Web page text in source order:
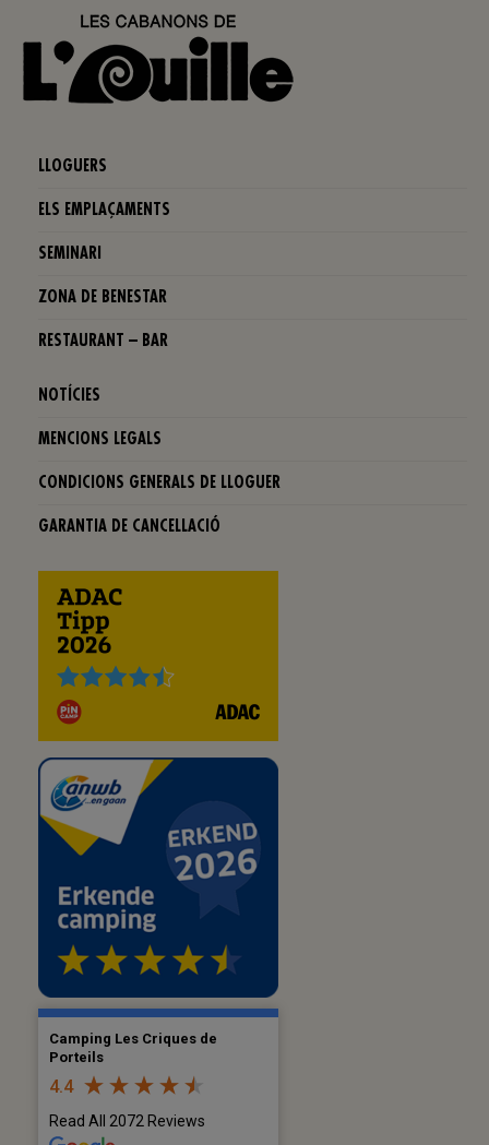
LLOGUERS
ELS EMPLAÇAMENTS
SEMINARI
ZONA DE BENESTAR
RESTAURANT – BAR
NOTÍCIES
MENCIONS LEGALS
CONDICIONS GENERALS DE LLOGUER
GARANTIA DE CANCELLACIÓ
Camping Les Criques de
Porteils
4.4
Read All 2072 Reviews